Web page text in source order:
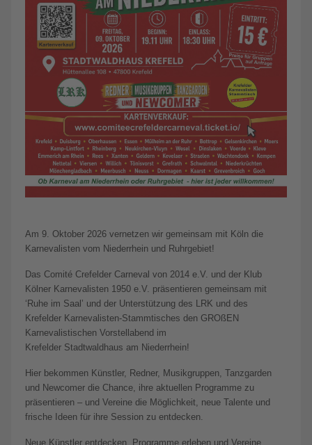
Am 9. Oktober 2026 vernetzen wir gemeinsam mit Köln die
Karnevalisten vom Niederrhein und Ruhrgebiet!
Das Comité Crefelder Carneval von 2014 e.V. und der Klub
Kölner Karnevalisten 1950 e.V. präsentieren gemeinsam mit
‘Ruhe im Saal’ und der Unterstützung des LRK und des
Krefelder Karnevalisten-Stammtisches den GROßEN
Karnevalistischen Vorstellabend im
Krefelder Stadtwaldhaus am Niederrhein!
Hier bekommen Künstler, Redner, Musikgruppen, Tanzgarden
und Newcomer die Chance, ihre aktuellen Programme zu
präsentieren – und Vereine die Möglichkeit, neue Talente und
frische Ideen für ihre Session zu entdecken.
Neue Künstler entdecken, Programme erleben und Vereine